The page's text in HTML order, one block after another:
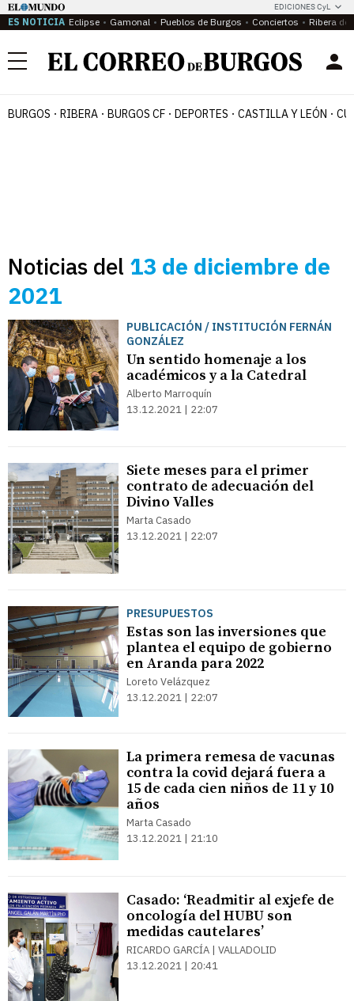
EDICIONES CyL
ES NOTICIA Eclipse Gamonal Pueblos de Burgos Conciertos Ribera del
Menú
BURGOS RIBERA BURGOS CF DEPORTES CASTILLA Y LEÓN
Noticias del 13 de diciembre de
2021
PUBLICACIÓN / INSTITUCIÓN FERNÁN
GONZÁLEZ
Un sentido homenaje a los
académicos y a la Catedral
Alberto Marroquín
13.12.2021 | 22:07
Siete meses para el primer
contrato de adecuación del
Divino Valles
Marta Casado
13.12.2021 | 22:07
PRESUPUESTOS
Estas son las inversiones que
plantea el equipo de gobierno
en Aranda para 2022
Loreto Velázquez
13.12.2021 | 22:07
La primera remesa de vacunas
contra la covid dejará fuera a
15 de cada cien niños de 11 y 10
años
Marta Casado
13.12.2021 | 21:10
Casado: ‘Readmitir al exjefe de
oncología del HUBU son
medidas cautelares’
RICARDO GARCÍA | VALLADOLID
13.12.2021 | 20:41